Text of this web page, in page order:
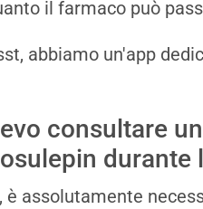
il farmaco può
abbiamo un'app
consultare
durante
è assolutamente